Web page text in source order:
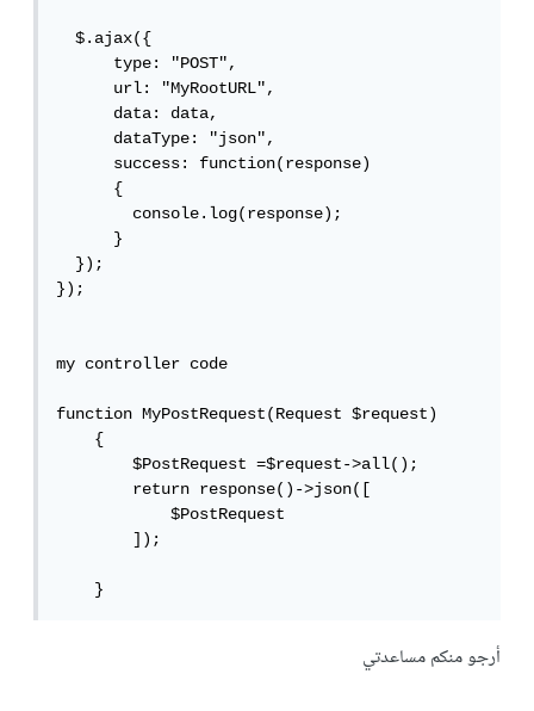
  $.ajax({
      type: "POST",
      url: "MyRootURL",
      data: data,
      dataType: "json",
      success: function(response)
      {
        console.log(response);
      }
  });
});
my controller code
function MyPostRequest(Request $request)
    {
        $PostRequest =$request->all();
        return response()->json([
            $PostRequest
        ]);
    }
أرجو منكم مساعدتي